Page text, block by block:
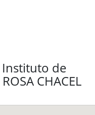
de
CHACEL